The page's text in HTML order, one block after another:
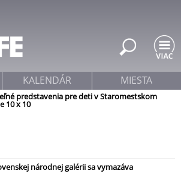
predstavenia pre deti v Staromestskom
10 x 10
národnej galérii sa vymazáva
KALENDÁR MIESTA